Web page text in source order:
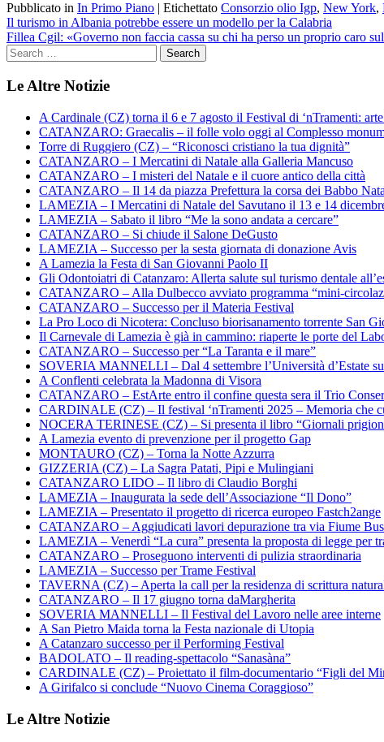
Pubblicato in In Primo Piano | Etichettato Consorzio olio Igp, New York,
Navigazione
articoli
Il turismo in Albania potrebbe essere un modello per la Calabria
Fillea Cgil: «Governo non faccia cassa su chi ha perso un proprio caro
Le Altre Notizie
A Cardinale (CZ) torna il 6 e 7 agosto il Festival di ‘nTramenti:
CATANZARO: Graecalis – il folle volo oggi al Complesso
Torre di Ruggiero (CZ) – “Riconosci cristiano la tua dignità”
CATANZARO – I Mercatini di Natale alla Galleria Mancuso
CATANZARO – I misteri del Natale e il cuore antico della città
CATANZARO – Il 14 da piazza Prefettura la corsa dei Babbo
LAMEZIA – I Mercatini di Natale del Savutano il 13 e 14
LAMEZIA – Sabato il libro “Me la sono andata a cercare”
CATANZARO – Si chiude il Salone DeGusto
LAMEZIA – Successo per la sesta giornata di donazione Avis
A Lamezia la Festa di San Giovanni Paolo II
Gli Odontoiatri di Catanzaro: Allerta salute sul turismo dentale
CATANZARO – Alla Dulbecco avviato programma “mini-
CATANZARO – Successo per il Materia Festival
La Pro Loco di Nicotera: Concluso biorisanamento torrente San
Il Carnevale di Lamezia è già in cammino: riaperte le porte del
CATANZARO – Successo per “La Taranta e il mare”
SOVERIA MANNELLI – Dal 4 settembre l’Università d’Estate
A Conflenti celebrata la Madonna di Visora
CATANZARO – EstArte entro il confine questa sera il Trio
CARDINALE (CZ) – Il festival ‘nTramenti 2025 – Memoria che
NOCERA TERINESE (CZ) – Si presenta il libro “Giornali
A Lamezia evento di prevenzione per il progetto Gap
MONTAURO (CZ) – Torna la Notte Azzurra
GIZZERIA (CZ) – La Sagra Patati, Pipi e Mulingiani
CATANZARO LIDO – Il libro di Claudio Borghi
LAMEZIA – Inaugurata la sede dell’Associazione “Il Dono”
LAMEZIA – Presentato il progetto di ricerca europeo Fastch2ange
CATANZARO – Aggiudicati lavori depurazione tra via Fiume
LAMEZIA – Venerdì “La cura” presenta la proposta di legge per
CATANZARO – Proseguono interventi di pulizia straordinaria
LAMEZIA – Successo per Trame Festival
TAVERNA (CZ) – Aperta la call per la residenza di scrittura
CATANZARO – Il 17 giugno torna daMargherita
SOVERIA MANNELLI – Il Festival del Lavoro nelle aree interne
A San Pietro Maida torna la Festa nazionale di Utopia
A Catanzaro successo per il Performing Festival
BADOLATO – Il reading-spettacolo “Sanasàna”
CARDINALE (CZ) – Proiettato il film-documentario “Figli del
A Girifalco si conclude “Nuovo Cinema Coraggioso”
Le Altre Notizie